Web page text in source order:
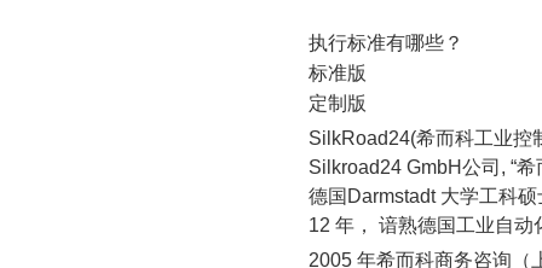
执行标准有哪些？
标准版
定制版
SilkRoad24(希而科工业控
Silkroad24 GmbH公司 , “希
德国 Darmstadt 大学工科
12 年， 谙熟德国工业自动
2005 年希而科商务咨询（